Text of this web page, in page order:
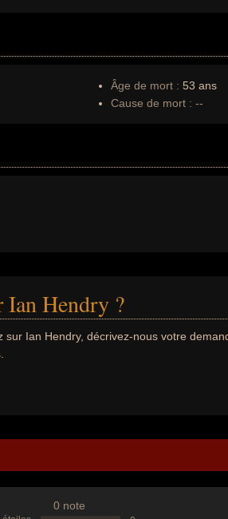
Âge de mort : 53 ans
Cause de mort : --
Ian Hendry ?
Ian Hendry, décrivez-nous votre
0 note